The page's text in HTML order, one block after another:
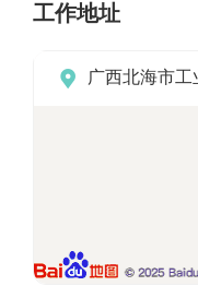
工作地址
 广西北海市